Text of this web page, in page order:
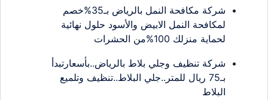
شركة مكافحة النمل بالرياض بـ35%خصم
لمكافحة النمل الابيض والأسود حلول نهائية
لحماية منزلك 100%من الحشرات
شركة تنظيف وجلي بلاط بالرياض..بأسعارتبدأ
بـ75 ريال للمتر..جلي البلاط..تنظيف وتلميع
البلاط